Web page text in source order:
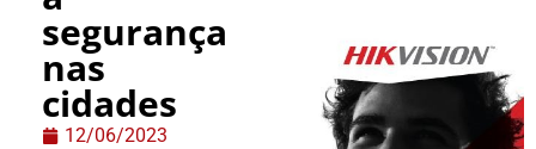
segurança
nas
cidades
12/06/2023